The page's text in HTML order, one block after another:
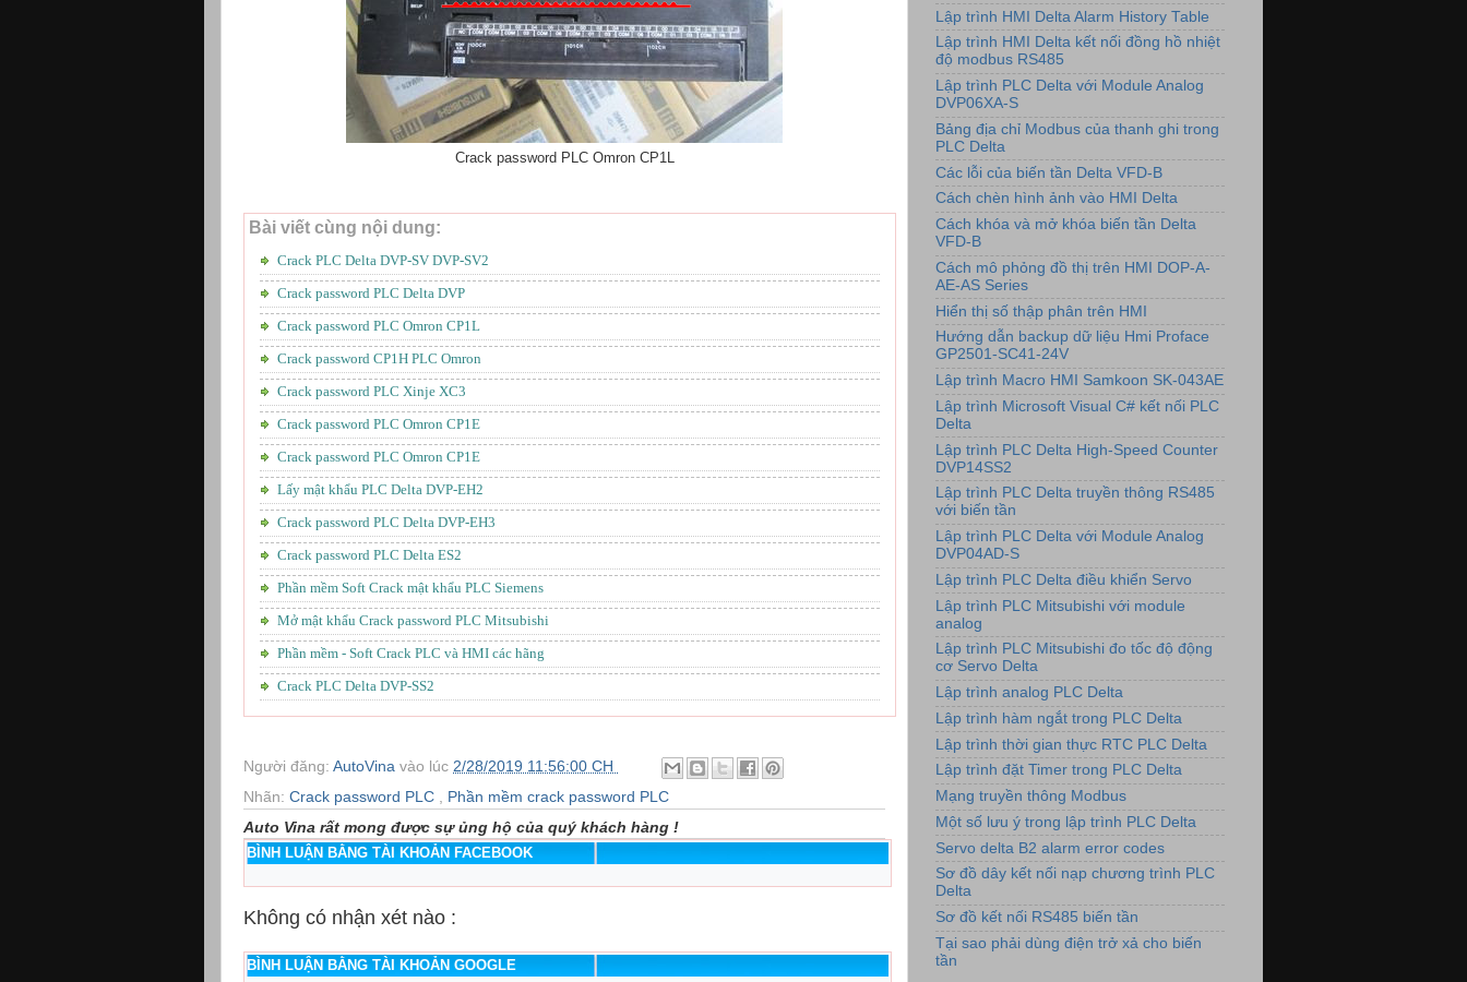
Crack password PLC Omron CP1L
Bài viết cùng nội dung:
Crack PLC Delta DVP-SV DVP-SV2
Crack password PLC Delta DVP
Crack password PLC Omron CP1L
Crack password CP1H PLC Omron
Crack password PLC Xinje XC3
Crack password PLC Omron CP1E
Crack password PLC Omron CP1E
Lấy mật khẩu PLC Delta DVP-EH2
Crack password PLC Delta DVP-EH3
Crack password PLC Delta ES2
Phần mềm Soft Crack mật khẩu PLC Siemens
Mở mật khẩu Crack password PLC Mitsubishi
Phần mềm - Soft Crack PLC và HMI các hãng
Crack PLC Delta DVP-SS2
Người đăng: AutoVina vào lúc 2/28/2019 11:56:00 CH
Nhãn: Crack password PLC
Phần mềm crack password PLC
Auto Vina rất mong được sự ủng hộ của quý khách hàng !
BÌNH LUẬN BẰNG TÀI KHOẢN FACEBOOK
Không có nhận xét nào :
BÌNH LUẬN BẰNG TÀI KHOẢN GOOGLE
Lập trình HMI Delta Alarm History Table
Lập trình HMI Delta kết nối đồng hồ nhiệt
độ modbus RS485
Lập trình PLC Delta với Module Analog
DVP06XA-S
Bảng địa chỉ Modbus của thanh ghi trong
PLC Delta
Các lỗi của biến tần Delta VFD-B
Cách chèn hình ảnh vào HMI Delta
Cách khóa và mở khóa biến tần Delta
VFD-B
Cách mô phỏng đồ thị trên HMI DOP-A-
AE-AS Series
Hiển thị số thập phân trên HMI
Hướng dẫn backup dữ liệu Hmi Proface
GP2501-SC41-24V
Lập trình Macro HMI Samkoon SK-043AE
Lập trình Microsoft Visual C# kết nối PLC
Delta
Lập trình PLC Delta High-Speed Counter
DVP14SS2
Lập trình PLC Delta truyền thông RS485
với biến tần
Lập trình PLC Delta với Module Analog
DVP04AD-S
Lập trình PLC Delta điều khiển Servo
Lập trình PLC Mitsubishi với module
analog
Lập trình PLC Mitsubishi đo tốc độ động
cơ Servo Delta
Lập trình analog PLC Delta
Lập trình hàm ngắt trong PLC Delta
Lập trình thời gian thực RTC PLC Delta
Lập trình đặt Timer trong PLC Delta
Mạng truyền thông Modbus
Một số lưu ý trong lập trình PLC Delta
Servo delta B2 alarm error codes
Sơ đồ dây kết nối nạp chương trình PLC
Delta
Sơ đồ kết nối RS485 biến tần
Tại sao phải dùng điện trở xả cho biến
tần
Hình ảnh lắp đặt biến tần cho máy đánh
lông vải